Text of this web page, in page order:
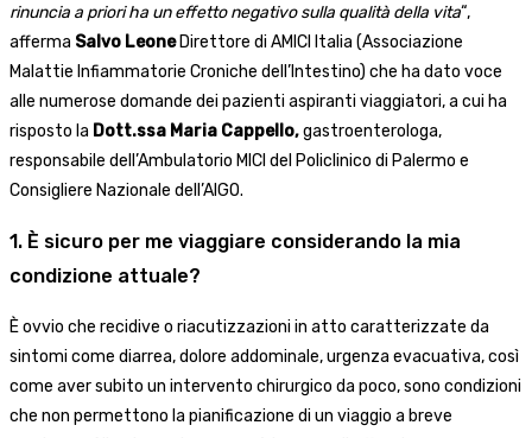
rinuncia a priori ha un effetto negativo sulla qualità della vita“,
afferma Salvo LeoneDirettore di AMICI Italia (Associazione
Malattie Infiammatorie Croniche dell’Intestino) che ha dato voce
alle numerose domande dei pazienti aspiranti viaggiatori, a cui ha
risposto la Dott.ssa Maria Cappello,gastroenterologa,
responsabile dell’Ambulatorio MICI del Policlinico di Palermo e
Consigliere Nazionale dell’AIGO.
1. È sicuro per me viaggiare considerando la mia
condizione attuale?
È ovvio che recidive o riacutizzazioni in atto caratterizzate da
sintomi come diarrea, dolore addominale, urgenza evacuativa, così
come aver subito un intervento chirurgico da poco, sono condizioni
che non permettono la pianificazione di un viaggio a breve